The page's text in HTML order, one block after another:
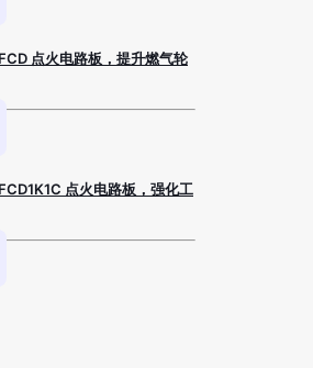
点火电路板，提升燃气轮
点火电路板，强化工